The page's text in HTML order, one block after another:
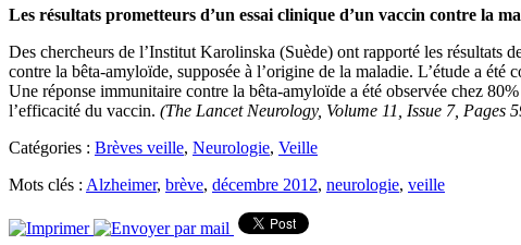
Les résultats prometteurs d’un essai clinique d’un vaccin contre la
Des chercheurs de l’Institut Karolinska (Suède) ont rapporté les résultats
contre la bêta-amyloïde, supposée à l’origine de la maladie. L’étude a
Une réponse immunitaire contre la bêta-amyloïde a été observée chez
l’efficacité du vaccin. (The Lancet Neurology, Volume 11, Issue 7, Pages
Catégories : Brèves veille, Neurologie, Veille
Mots clés : Alzheimer, brève, décembre 2012, neurologie, veille